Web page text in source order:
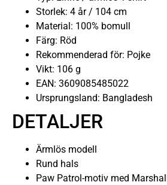
Storlek: 4 år / 104 cm
Material: 100% bomull
Färg: Röd
Rekommenderad för: Pojke
Vikt: 106 g
EAN: 3609085485022
Ursprungsland: Bangladesh
DETALJER
Ärmlös modell
Rund hals
Paw Patrol-motiv med Marshall